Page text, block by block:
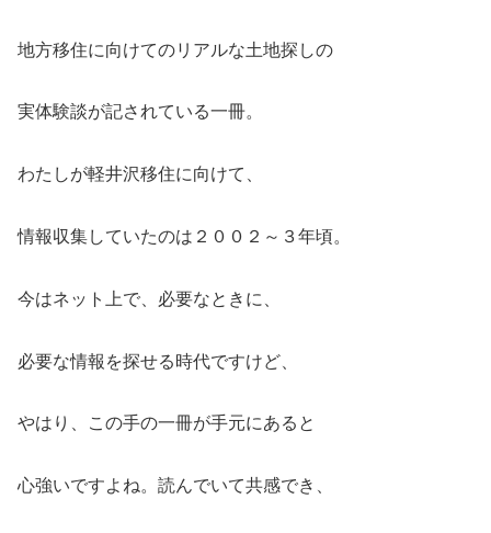
地方移住に向けてのリアルな土地探しの
実体験談が記されている一冊。
わたしが軽井沢移住に向けて、
情報収集していたのは２００２～３年頃。
今はネット上で、必要なときに、
必要な情報を探せる時代ですけど、
やはり、この手の一冊が手元にあると
心強いですよね。読んでいて共感でき、